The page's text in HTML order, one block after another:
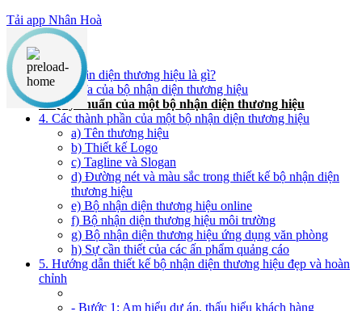
Tải app Nhân Hoà
Nội dung chính
1. Bộ nhận diện thương hiệu là gì?
2. Ý nghĩa của bộ nhận diện thương hiệu
3. Quy chuẩn của một bộ nhận diện thương hiệu
4. Các thành phần của một bộ nhận diện thương hiệu
a) Tên thương hiệu
b) Thiết kế Logo
c) Tagline và Slogan
d) Đường nét và màu sắc trong thiết kế bộ nhận diện
thương hiệu
e) Bộ nhận diện thương hiệu online
f) Bộ nhận diện thương hiệu môi trường
g) Bộ nhận diện thương hiệu ứng dụng văn phòng
h) Sự cần thiết của các ấn phẩm quảng cáo
5. Hướng dẫn thiết kế bộ nhận diện thương hiệu đẹp và hoàn
chỉnh
- Bước 1: Am hiểu dự án, thấu hiểu khách hàng